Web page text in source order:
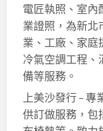
電匠執照、室內
業證照，為新北
業、工廠、家庭
冷氣空調工程、
備等服務。
上美沙發行 – 專
供訂做服務，包